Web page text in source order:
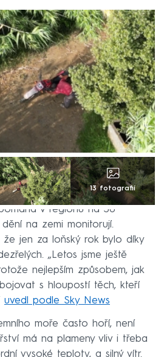
13 fotografií
v regionu na 30
na zemi monitorují.
že jen za loňský rok bylo díky
„Letos jsme ještě
nejlepším způsobem, jak
s hloupostí těch, kteří
uvedl podle Sky News
moře často hoří, není
má na plameny vliv i třeba
vysoké teploty, a silný vítr.